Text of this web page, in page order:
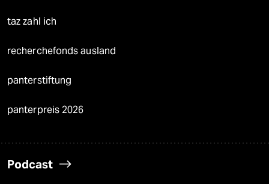
taz zahl ich
recherchefonds ausland
panterstiftung
panterpreis 2026
Podcast